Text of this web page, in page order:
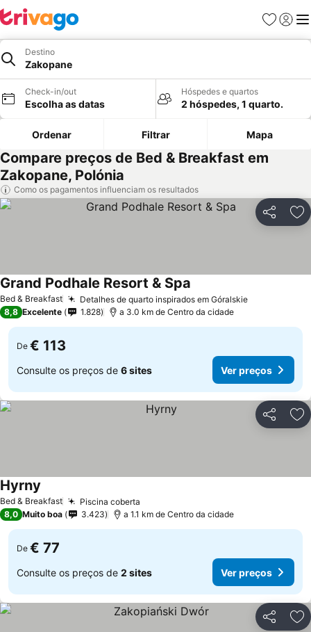
Favoritos
Iniciar
Destino
Zakopane
Check-in/out
Escolha as datas
Hóspedes e quartos
2 hóspedes, 1 quarto.
Ordenar Filtrar Mapa
Compare preços de Bed & Breakfast em
Zakopane, Polónia
Como os pagamentos influenciam os resultados
Partilhar
Bed & Breakfast Detalhes de quarto inspirados em GóralskieVer preços
Grand Podhale Resort & Spa
8,8 Excelente 1.828 a 3.0 km de Centro da cidade
De € 113
Consulte os preços de 6 sites Ver preços
Partilhar
Bed & Breakfast Piscina coberta
Hyrny
8,0 Muito boa 3.423 a 1.1 km de Centro da cidade
De € 77
Consulte os preços de 2 sites Ver preços
Partilhar